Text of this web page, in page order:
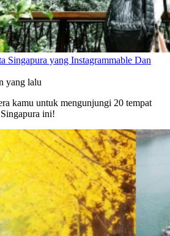
Singapura yang Instagrammable Dan
yang lalu
kamu untuk mengunjungi 20 tempat
ini!